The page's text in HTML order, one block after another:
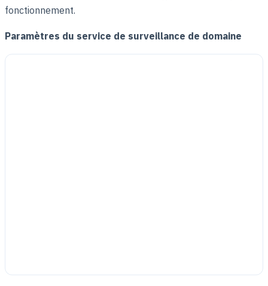
fonctionnement.
Paramètres du service de surveillance de domaine